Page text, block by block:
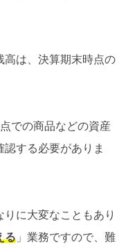
高は、決算期末時点の
での商品などの資産
する必要がありま
に大変なこともあり
る 」業務ですので、難